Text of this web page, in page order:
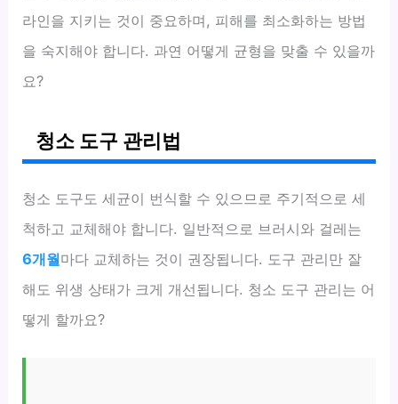
라인을 지키는 것이 중요하며, 피해를 최소화하는 방법
을 숙지해야 합니다. 과연 어떻게 균형을 맞출 수 있을까
요?
청소 도구 관리법
청소 도구도 세균이 번식할 수 있으므로 주기적으로 세
척하고 교체해야 합니다. 일반적으로 브러시와 걸레는
6개월마다 교체하는 것이 권장됩니다. 도구 관리만 잘
해도 위생 상태가 크게 개선됩니다. 청소 도구 관리는 어
떻게 할까요?